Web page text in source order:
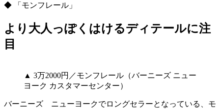
◆ 「モンフレール」
より大人っぽくはけるディテールに注
目
▲ 3万2000円／モンフレール（バーニーズ ニュー
ヨーク カスタマーセンター）
バーニーズ ニューヨークでロングセラーとなっている、モ